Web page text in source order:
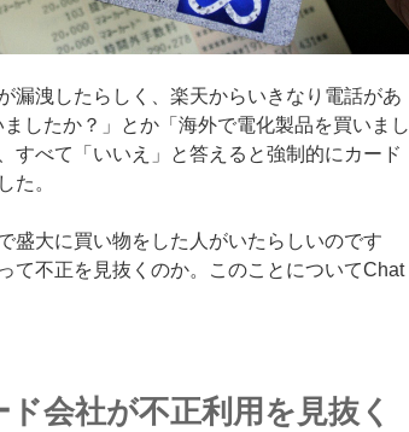
漏洩したらしく、楽天からいきなり電話があ
したか？」とか「海外で電化製品を買いまし
すべて「いいえ」と答えると強制的にカード
た。
盛大に買い物をした人がいたらしいのです
て不正を見抜くのか。このことについてChat
会社が不正利用を見抜く